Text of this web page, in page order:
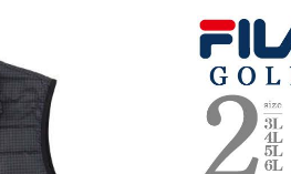
59
単位はcm
た、お客様がご使用の環境（コンピュ
ございます。予めご了承ください。